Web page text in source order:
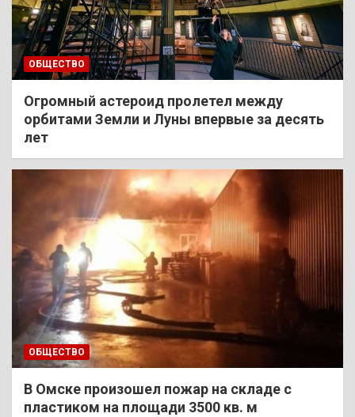
ОБЩЕСТВО
Огромный астероид пролетел между
орбитами Земли и Луны впервые за десять
лет
ОБЩЕСТВО
В Омске произошел пожар на складе с
пластиком на площади 3500 кв. м